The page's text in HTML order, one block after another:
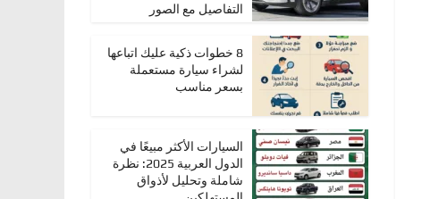
التفاصيل مع الصور
8 خطوات ذكية عليك اتباعها
لشراء سيارة مستعملة
بسعر مناسب
السيارات الأكثر مبيعًا في
الدول العربية 2025: نظرة
شاملة وتحليل لأذواق